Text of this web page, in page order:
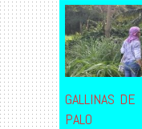
GALLINAS DE
PALO